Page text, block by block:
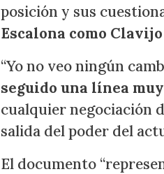
posición y sus
Escalona como
“Yo no veo ningún
seguido una línea
cualquier negociación
salida del poder del
El documento